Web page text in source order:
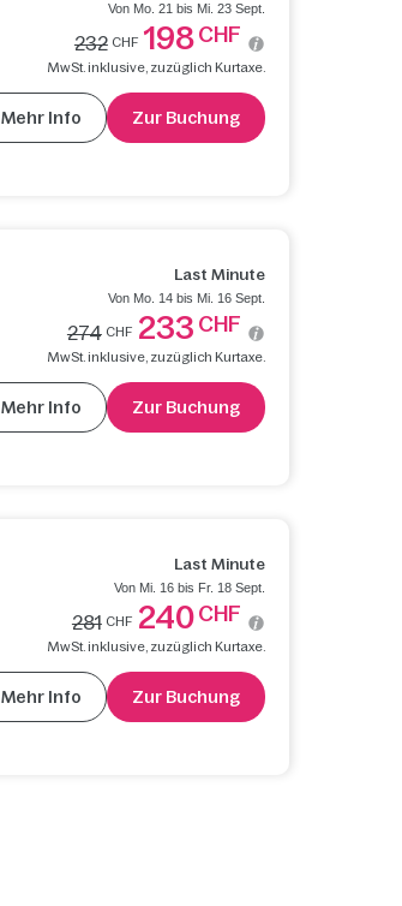
Von Mo. 21 bis Mi. 23 Sept.
232 CHF 198 CHF
MwSt. inklusive, zuzüglich Kurtaxe.
Mehr Info Zur Buchung
Last Minute
Von Mo. 14 bis Mi. 16 Sept.
274 CHF 233 CHF
MwSt. inklusive, zuzüglich Kurtaxe.
Mehr Info Zur Buchung
Last Minute
Von Mi. 16 bis Fr. 18 Sept.
281 CHF 240 CHF
MwSt. inklusive, zuzüglich Kurtaxe.
Mehr Info Zur Buchung